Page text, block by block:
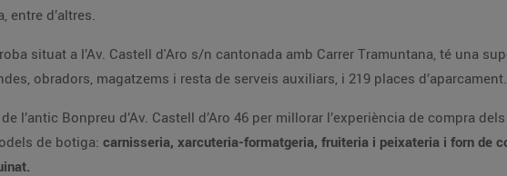
entre d’altres.
amb Carrer Tramuntana, té una superfície construïda de 6.841m² per planta comercial,
destinats a sala de vendes, obradors, magatzems i resta de serveis auxiliars, i 219 places d’aparcament.
46 per millorar l’experiència de compra dels clients/es. El nou Esclat compta amb els serveis i
de botiga: